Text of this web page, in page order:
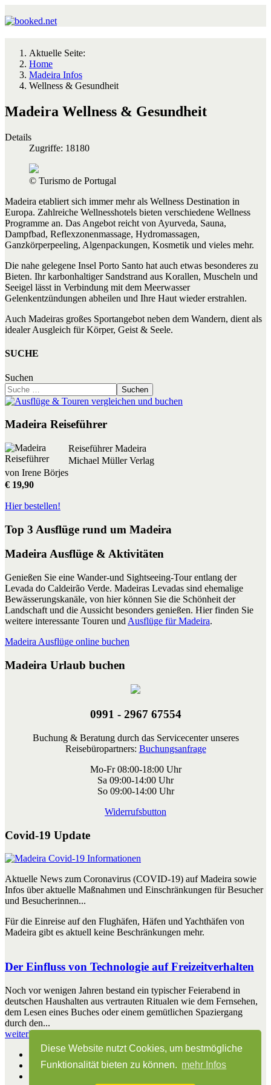
Diese Website nutzt Cookies, um bestmögliche
Funktionalität bieten zu können. mehr Infos
Aktuelle Seite:
Home
Madeira Infos
Wellness & Gesundheit
Madeira Wellness & Gesundheit
Details
Zugriffe: 18180
© Turismo de Portugal
Madeira etabliert sich immer mehr als Wellness Destination in
Europa. Zahlreiche Wellnesshotels bieten verschiedene Wellness
Programme an. Das Angebot reicht von Ayurveda, Sauna,
Dampfbad, Reflexzonenmassage, Hydromassagen,
Ganzkörperpeeling, Algenpackungen, Kosmetik und vieles mehr.
Die nahe gelegene Insel Porto Santo hat auch etwas besonderes zu
Bieten. Ihr karbonhaltiger Sandstrand aus Korallen, Muscheln und
Seeigel lässt in Verbindung mit dem Meerwasser
Gelenkentzündungen abheilen und Ihre Haut wieder erstrahlen.
Auch Madeiras großes Sportangebot neben dem Wandern, dient als
idealer Ausgleich für Körper, Geist & Seele.
SUCHE
Suchen
Suchen
Madeira Reiseführer
Reiseführer Madeira
Michael Müller Verlag
von Irene Börjes
€ 19,90
Hier bestellen!
Top 3 Ausflüge rund um Madeira
Madeira Ausflüge & Aktivitäten
Genießen Sie eine Wander-und Sightseeing-Tour entlang der
Levada do Caldeirão Verde. Madeiras Levadas sind ehemalige
Bewässerungskanäle, von hier können Sie die Schönheit der
Landschaft und die Aussicht besonders genießen. Hier finden Sie
weitere interessante Touren und Ausflüge für Madeira.
Madeira Ausflüge online buchen
Madeira Urlaub buchen
0991 - 2967 67554
Buchung & Beratung durch das Servicecenter unseres
Reisebüropartners: Buchungsanfrage
Mo-Fr 08:00-18:00 Uhr
Sa 09:00-14:00 Uhr
So 09:00-14:00 Uhr
Widerrufsbutton
Covid-19 Update
Aktuelle News zum Coronavirus (COVID-19) auf Madeira sowie
Infos über aktuelle Maßnahmen und Einschränkungen für Besucher
und Besucherinnen...
Für die Einreise auf den Flughäfen, Häfen und Yachthäfen von
Madeira gibt es aktuell keine Beschränkungen mehr.
Der Einfluss von Technologie auf Freizeitverhalten
Noch vor wenigen Jahren bestand ein typischer Feierabend in
deutschen Haushalten aus vertrauten Ritualen wie dem Fernsehen,
dem Lesen eines Buches oder einem gemütlichen Spaziergang
durch den...
weiterlesen
Start
Impressum